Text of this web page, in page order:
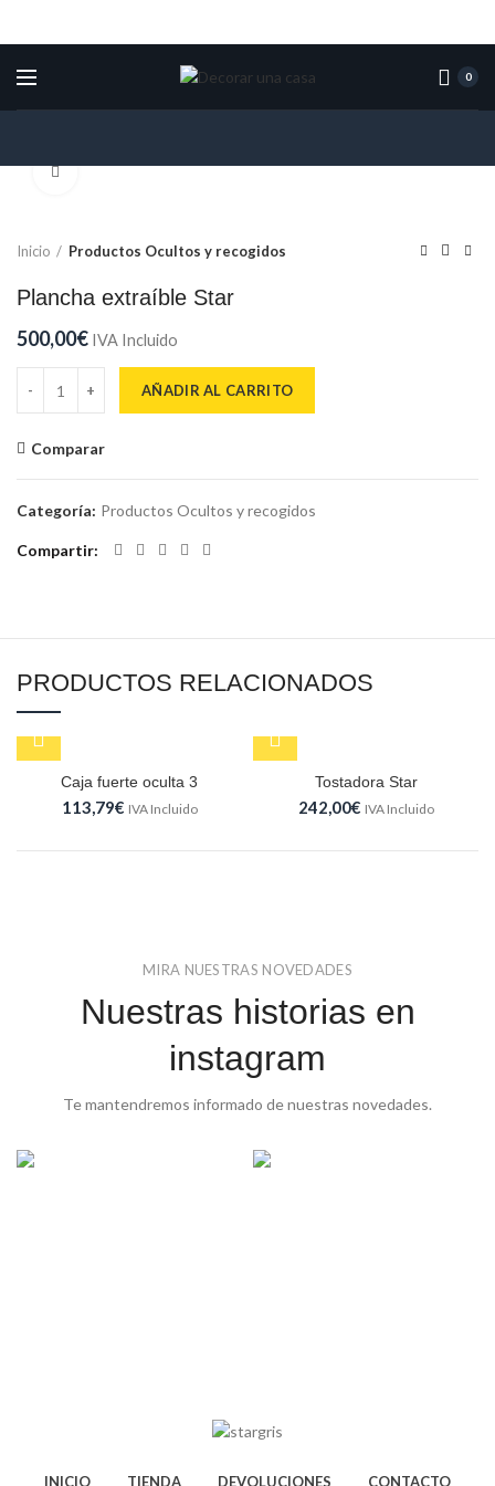
0
Inicio Productos Ocultos y recogidos
Plancha extraíble Star
500,00€ IVA Incluido
AÑADIR AL CARRITO
Comparar
Categoría: Productos Ocultos y recogidos
Compartir
PRODUCTOS RELACIONADOS
Caja fuerte oculta 3
113,79€ IVA Incluido
Tostadora Star
242,00€ IVA Incluido
MIRA NUESTRAS NOVEDADES
Nuestras historias en
instagram
Te mantendremos informado de nuestras novedades.
INICIO TIENDA DEVOLUCIONES CONTACTO